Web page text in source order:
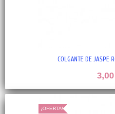
COLGANTE DE JASPE
¡OFERTA!